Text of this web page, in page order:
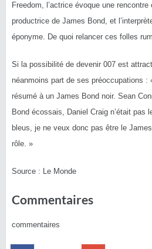
Freedom, l’actrice évoque une
productrice de James Bond, et
éponyme. De quoi relancer ces folles
Si la possibilité de devenir 007 est
néanmoins part de ses préoccupations :
résumé à un James Bond noir. Sean
Bond écossais, Daniel Craig n’était pas
bleus, je ne veux donc pas être le
rôle. »
Source : Le Monde
Commentaires
commentaires